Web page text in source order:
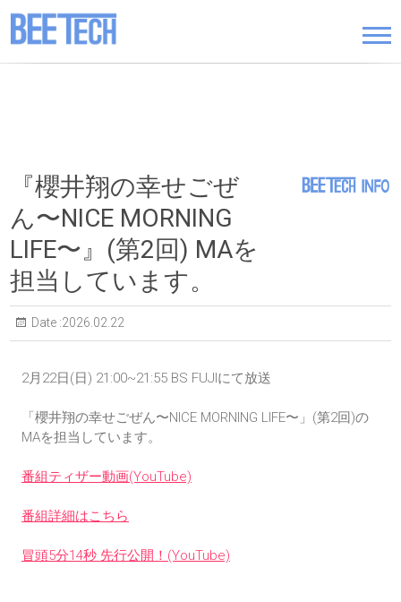
Skip
content
『櫻井翔の幸せごぜ
ん〜NICE MORNING
LIFE〜』(第2回) MAを
担当しています。
Date :2026.02.22
2月22日(日) 21:00~21:55 BS FUJIにて放送
「櫻井翔の幸せごぜん〜NICE MORNING LIFE〜」(第2回)の
MAを担当しています。
番組ティザー動画(YouTube)
番組詳細はこちら
冒頭5分14秒 先行公開！(YouTube)